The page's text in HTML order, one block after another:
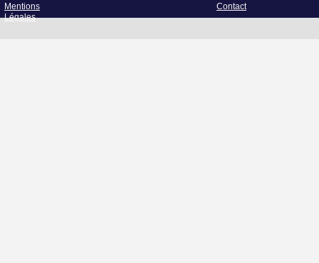
Mentions
Légales
Contact